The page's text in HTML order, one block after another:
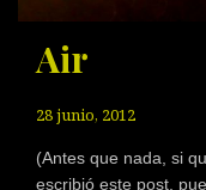
Air
28 junio, 2012
(Antes que nada, si
escribió este post,